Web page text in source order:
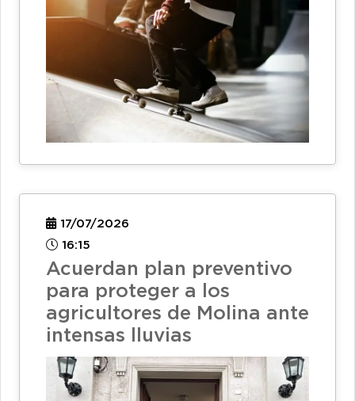
17/07/2026
16:15
Acuerdan plan preventivo
para proteger a los
agricultores de Molina ante
intensas lluvias